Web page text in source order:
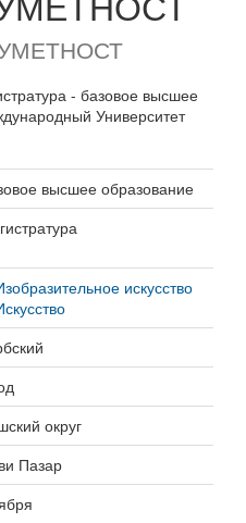
- базовое высшее
Университет
высшее образование
искусство
округ
Пазар